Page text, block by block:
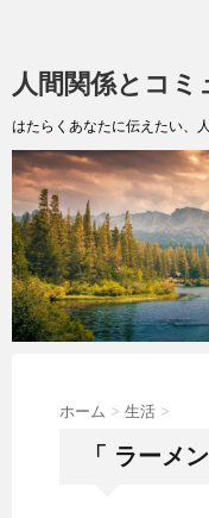
人間関係とコ
はたらくあなたに伝えたい、
ホーム > 生活 >
「 ラーメ